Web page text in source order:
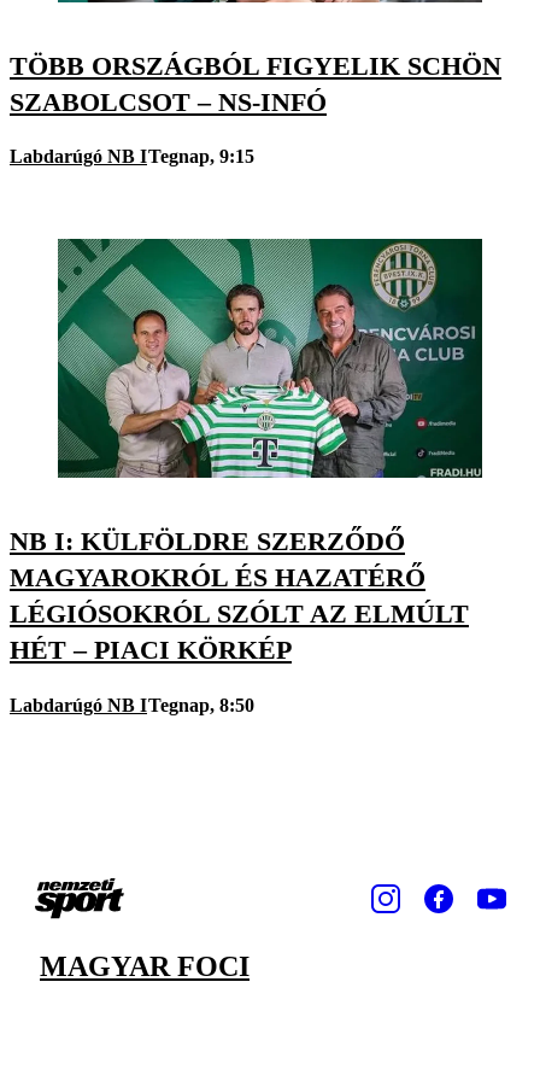
TÖBB ORSZÁGBÓL FIGYELIK SCHÖN
SZABOLCSOT – NS-INFÓ
Labdarúgó NB ITegnap, 9:15
NB I: KÜLFÖLDRE SZERZŐDŐ
MAGYAROKRÓL ÉS HAZATÉRŐ
LÉGIÓSOKRÓL SZÓLT AZ ELMÚLT
HÉT – PIACI KÖRKÉP
Labdarúgó NB ITegnap, 8:50
MAGYAR FOCI